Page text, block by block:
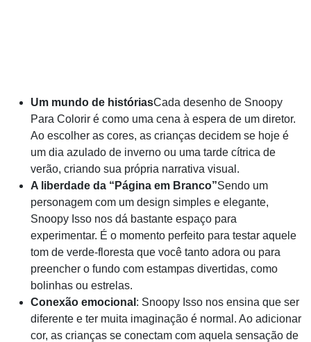
Um mundo de históriasCada desenho de Snoopy
Para Colorir é como uma cena à espera de um diretor.
Ao escolher as cores, as crianças decidem se hoje é
um dia azulado de inverno ou uma tarde cítrica de
verão, criando sua própria narrativa visual.
A liberdade da “Página em Branco”Sendo um
personagem com um design simples e elegante,
Snoopy Isso nos dá bastante espaço para
experimentar. É o momento perfeito para testar aquele
tom de verde-floresta que você tanto adora ou para
preencher o fundo com estampas divertidas, como
bolinhas ou estrelas.
Conexão emocional : Snoopy Isso nos ensina que ser
diferente e ter muita imaginação é normal. Ao adicionar
cor, as crianças se conectam com aquela sensação de